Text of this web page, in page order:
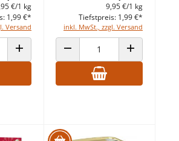
€/1 kg
Versand
1,99 €*
ANZAHL ERHÖHEN
9,95 €/1 kg
inkl. MwSt., zzgl. Versand
Tiefstpreis: 1,99 €*
ANZAHL VERRINGERNANZAHL